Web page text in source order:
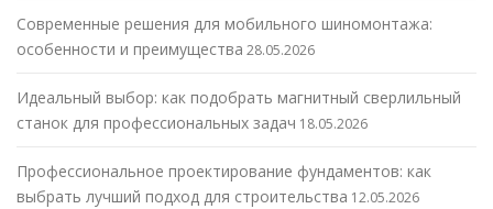
Современные решения для мобильного шиномонтажа:
особенности и преимущества 28.05.2026
Идеальный выбор: как подобрать магнитный сверлильный
станок для профессиональных задач 18.05.2026
Профессиональное проектирование фундаментов: как
выбрать лучший подход для строительства 12.05.2026